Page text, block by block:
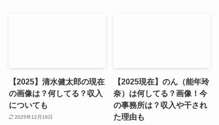
【2025】清水健太郎の現在
の画像は？何してる？収入
についても
2025年12月18日
【2025現在】のん（能年玲
奈）は何してる？画像！今
の事務所は？収入や干され
た理由も